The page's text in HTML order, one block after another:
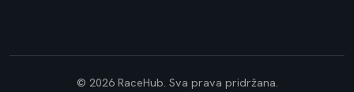
© 2026 RaceHub. Sva prava pridržana.